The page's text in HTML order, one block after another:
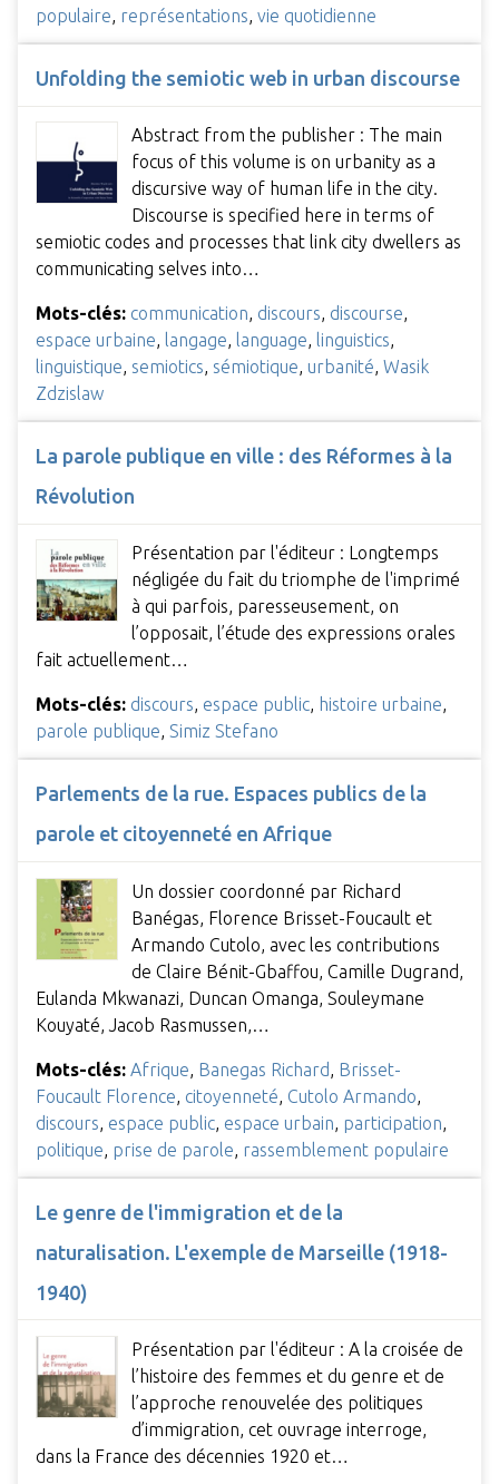
populaire, représentations, vie quotidienne
Unfolding the semiotic web in urban discourse
Abstract from the publisher : The main
focus of this volume is on urbanity as a
discursive way of human life in the city.
Discourse is specified here in terms of
semiotic codes and processes that link city dwellers as
communicating selves into…
Mots-clés: communication, discours, discourse,
espace urbaine, langage, language, linguistics,
linguistique, semiotics, sémiotique, urbanité, Wasik
Zdzislaw
La parole publique en ville : des Réformes à la
Révolution
Présentation par l'éditeur : Longtemps
négligée du fait du triomphe de l'imprimé
à qui parfois, paresseusement, on
l’opposait, l’étude des expressions orales
fait actuellement…
Mots-clés: discours, espace public, histoire urbaine,
parole publique, Simiz Stefano
Parlements de la rue. Espaces publics de la
parole et citoyenneté en Afrique
Un dossier coordonné par Richard
Banégas, Florence Brisset-Foucault et
Armando Cutolo, avec les contributions
de Claire Bénit-Gbaffou, Camille Dugrand,
Eulanda Mkwanazi, Duncan Omanga, Souleymane
Kouyaté, Jacob Rasmussen,…
Mots-clés: Afrique Banegas Richard
Brisset-
Foucault Florence citoyenneté Cutolo Armando
discours espace public espace urbain participation
politique prise de parole rassemblement populaire
Le genre de l'immigration et de la
naturalisation. L'exemple de Marseille (1918-
1940)
Présentation par l'éditeur : A la croisée de
l’histoire des femmes et du genre et de
l’approche renouvelée des politiques
d’immigration, cet ouvrage interroge,
dans la France des décennies 1920 et…